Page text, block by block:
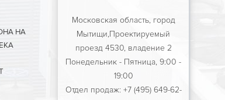
НА
Московская область, город
Мытищи,Проектируемый
проезд 4530, владение 2
Понедельник - Пятница, 9:00 -
19:00
Отдел продаж: +7 (495) 649-62-